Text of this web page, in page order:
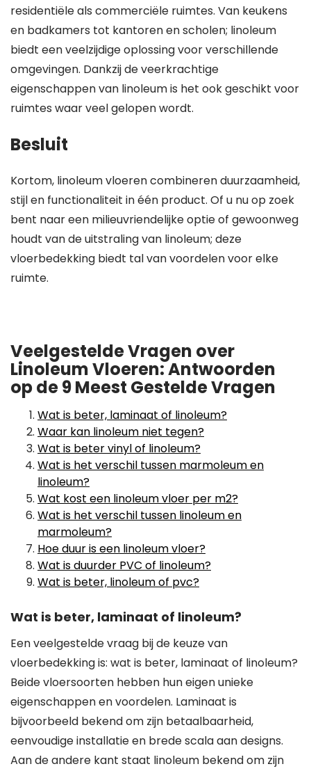
residentiële als commerciële ruimtes. Van keukens
en badkamers tot kantoren en scholen; linoleum
biedt een veelzijdige oplossing voor verschillende
omgevingen. Dankzij de veerkrachtige
eigenschappen van linoleum is het ook geschikt voor
ruimtes waar veel gelopen wordt.
Besluit
Kortom, linoleum vloeren combineren duurzaamheid,
stijl en functionaliteit in één product. Of u nu op zoek
bent naar een milieuvriendelijke optie of gewoonweg
houdt van de uitstraling van linoleum; deze
vloerbedekking biedt tal van voordelen voor elke
ruimte.
Veelgestelde Vragen over
Linoleum Vloeren: Antwoorden
op de 9 Meest Gestelde Vragen
Wat is beter, laminaat of linoleum?
Waar kan linoleum niet tegen?
Wat is beter vinyl of linoleum?
Wat is het verschil tussen marmoleum en
linoleum?
Wat kost een linoleum vloer per m2?
Wat is het verschil tussen linoleum en
marmoleum?
Hoe duur is een linoleum vloer?
Wat is duurder PVC of linoleum?
Wat is beter, linoleum of pvc?
Wat is beter, laminaat of linoleum?
Een veelgestelde vraag bij de keuze van
vloerbedekking is: wat is beter, laminaat of linoleum?
Beide vloersoorten hebben hun eigen unieke
eigenschappen en voordelen. Laminaat is
bijvoorbeeld bekend om zijn betaalbaarheid,
eenvoudige installatie en brede scala aan designs.
Aan de andere kant staat linoleum bekend om zijn